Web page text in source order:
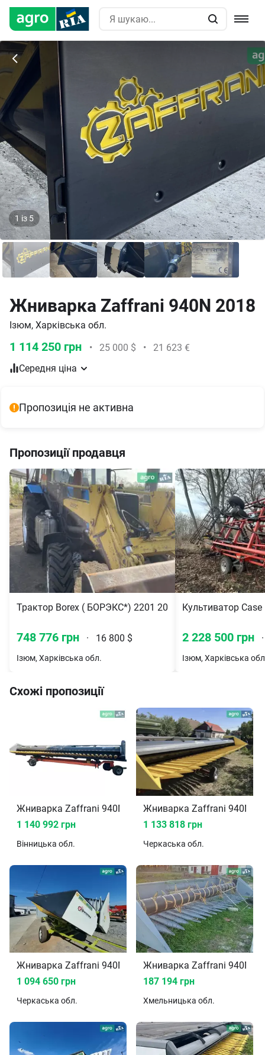
1 із 5
Жниварка Zaffrani 940N 2018
Ізюм, Харківська обл.
1 114 250 грн • 25 000 $ •
21 623 €
Середня ціна
Пропозиція не активна
Пропозиції продавця
Трактор Borex ( БОРЭКС*) 2201 2007
748 776 грн · 16 800 $
Ізюм, Харківська обл.
Культиватор
2 228 500 грн ·
Ізюм, Харківська
Схожі пропозиції
Жниварка Zaffrani 940N 2019
1 140 992 грн
Вінницька обл.
Жниварка Zaffrani 940N
1 133 818 грн
Черкаська обл.
Жниварка Zaffrani 940N 2016
1 094 650 грн
Черкаська обл.
Жниварка Zaffrani 940N
187 194 грн
Хмельницька обл.